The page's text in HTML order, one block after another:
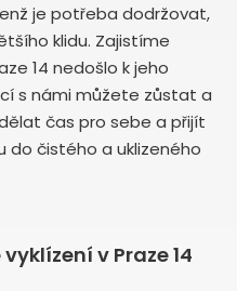
je potřeba dodržovat,
klidu. Zajistíme
14 nedošlo k jeho
s námi můžete zůstat a
čas pro sebe a přijít
do čistého a uklizeného
v Praze 14